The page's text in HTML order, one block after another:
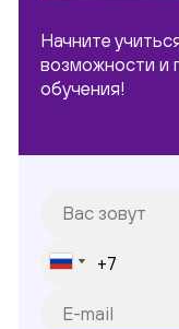
Начните
возможности и
обучения!